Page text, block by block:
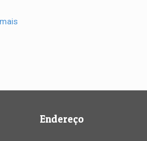
Endereço